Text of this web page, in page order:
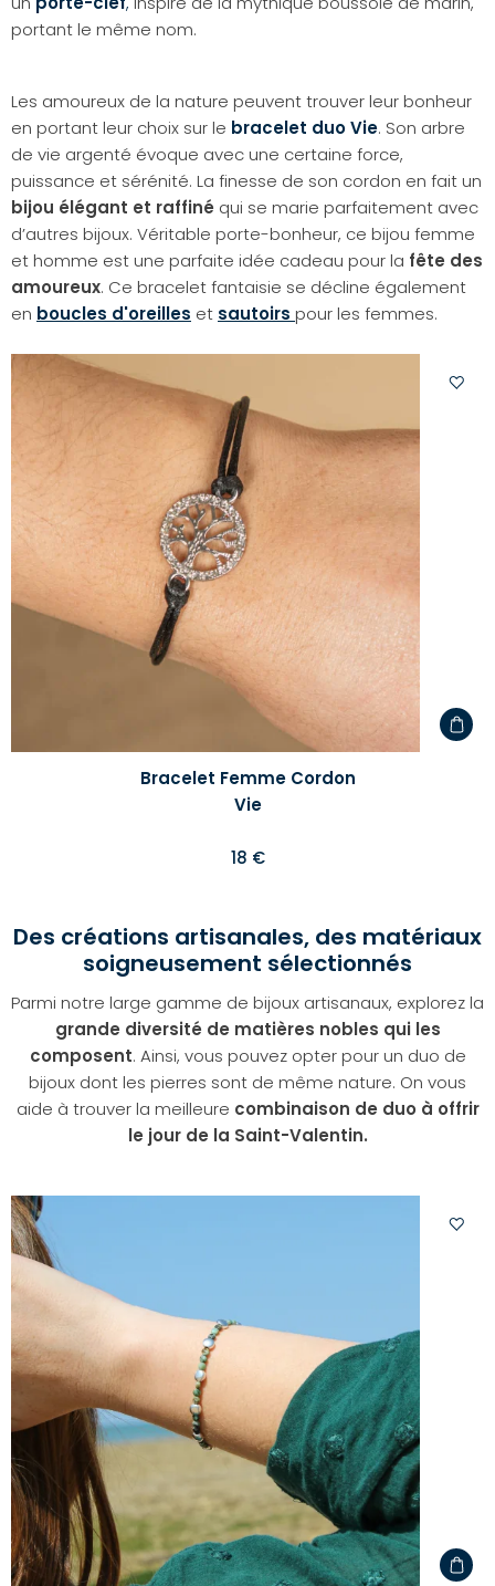
portant le même nom.
Les amoureux de la nature peuvent trouver leur bonheur
en portant leur choix sur le bracelet duo Vie. Son arbre
de vie argenté évoque avec une certaine force,
puissance et sérénité. La finesse de son cordon en fait un
bijou élégant et raffiné qui se marie parfaitement avec
d’autres bijoux. Véritable porte-bonheur, ce bijou femme
et homme est une parfaite idée cadeau pour la fête des
amoureux. Ce bracelet fantaisie se décline également
en boucles d'oreilles et sautoirs pour les femmes.
Bracelet Femme Cordon
Vie
18 €
Des créations artisanales, des matériaux
soigneusement sélectionnés
Parmi notre large gamme de bijoux artisanaux, explorez la
grande diversité de matières nobles qui les
composent. Ainsi, vous pouvez opter pour un duo de
bijoux dont les pierres sont de même nature. On vous
aide à trouver la meilleure combinaison de duo à offrir
le jour de la Saint-Valentin.